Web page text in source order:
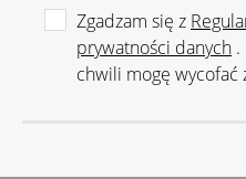
Zgadzam się z
prywatności danych .
chwili mogę wycofać